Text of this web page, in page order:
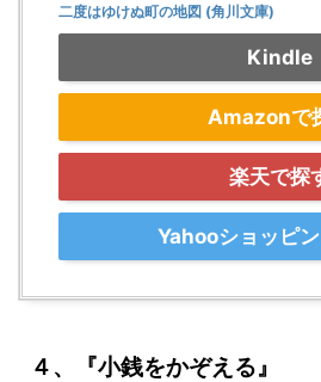
二度はゆけぬ町の地図 (角川文庫)
Kindle
Amazonで
楽天で探
Yahooショッピ
４、『小銭をかぞえる』